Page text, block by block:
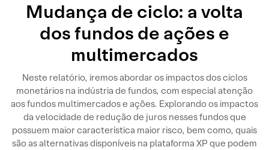
Mudança de ciclo: a volta
dos fundos de ações e
multimercados
Neste relatório, iremos abordar os impactos dos ciclos
monetários na indústria de fundos, com especial atenção
aos fundos multimercados e ações. Explorando os impactos
da velocidade de redução de juros nesses fundos que
possuem maior característica maior risco, bem como, quais
são as alternativas disponíveis na plataforma XP que podem